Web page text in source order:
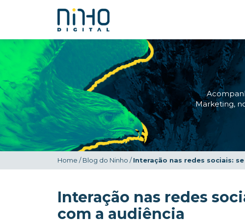
Marketing,
Home /Blog do Ninho /Interação nas redes sociais:
Interação nas redes
com a audiência